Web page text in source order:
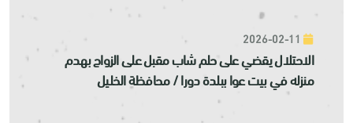
الاحتلال يقضي على حلم شاب مقبل على الزواج بهدم
منزله في بيت عوا ببلدة دورا / محافظة الخليل